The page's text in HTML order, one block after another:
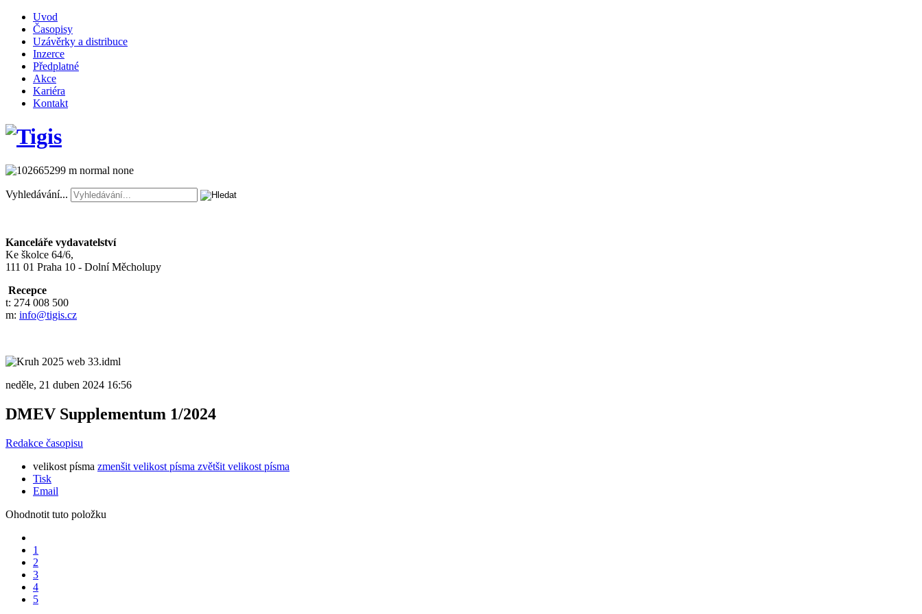
Uvod
Časopisy
Uzávěrky a distribuce
Inzerce
Předplatné
Akce
Kariéra
Kontakt
Vyhledávání...
Kanceláře vydavatelství
Ke školce 64/6,
111 01 Praha 10 - Dolní Měcholupy
Recepce
t: 274 008 500
m: info@tigis.cz
neděle, 21 duben 2024 16:56
DMEV Supplementum 1/2024
Redakce časopisu
velikost písma zmenšit velikost písma zvětšit velikost písma
Tisk
Email
Ohodnotit tuto položku
1
2
3
4
5